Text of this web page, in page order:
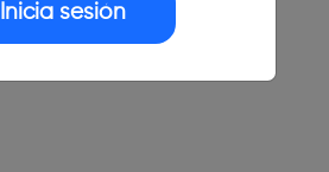
Inicia sesión